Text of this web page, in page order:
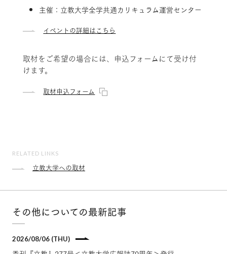
主催：立教大学全学共通カリキュラム運営センター
イベントの詳細はこちら
取材をご希望の場合には、申込フォームにて受け付
けます。
取材申込フォーム
RELATED LINKS
立教大学への取材
その他についての最新記事
2026/08/06 (THU)